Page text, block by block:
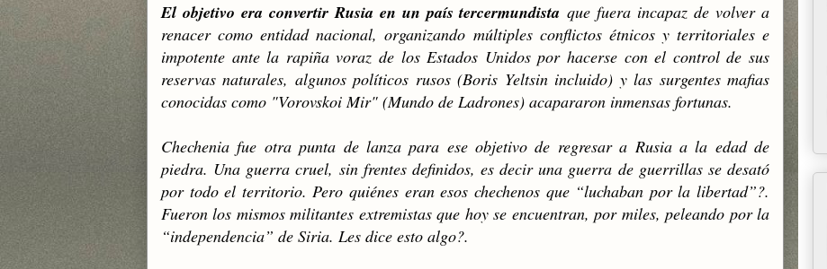
El objetivo era convertir Rusia en un país tercermundistaque fuera incapaz de volver a
renacer como entidad nacional, organizando múltiples conflictos étnicos y territoriales e
impotente ante la rapiña voraz de los Estados Unidos por hacerse con el control de sus
reservas naturales, algunos políticos rusos (Boris Yeltsin incluido) y las surgentes mafias
conocidas como "Vorovskoi Mir" (Mundo de Ladrones) acapararon inmensas fortunas.
Chechenia fue otra punta de lanza para ese objetivo de regresar a Rusia a la edad de
piedra. Una guerra cruel, sin frentes definidos, es decir una guerra de guerrillas se desató
por todo el territorio. Pero quiénes eran esos chechenos que “luchaban por la libertad”?.
Fueron los mismos militantes extremistas que hoy se encuentran, por miles, peleando por la
“independencia” de Siria. Les dice esto algo?.